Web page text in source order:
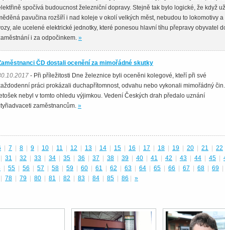
spočívá budoucnost železniční dopravy. Stejně tak bylo logické, že když
pavučina rozšíří i nad koleje v okolí velkých měst, nebudou to lokomotivy a
ale ucelené elektrické jednotky, které ponesou hlavní tíhu přepravy obyvatel
i za odpočinkem. »
ČD dostali ocenění za mimořádné skutky
- Při příležitosti Dne železnice byli oceněni kolegové, kteří při své
práci prokázali duchapřítomnost, odvahu nebo vykonali mimořádný čin.
nebyl v tomto ohledu výjimkou. Vedení Českých drah předalo uznání
zaměstnancům. »
7 8 9 10 11 12 13 14 15 16 17 18 19 20 21 22
31 32 33 34 35 36 37 38 39 40 41 42 43 44 45
55 56 57 58 59 60 61 62 63 64 65 66 67 68 69
78 79 80 81 82 83 84 85 86 »